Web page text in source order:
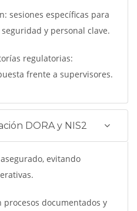
sesiones específicas para
y personal clave.
regulatorias:
frente a supervisores.
DORA y NIS2
evitando
procesos documentados y